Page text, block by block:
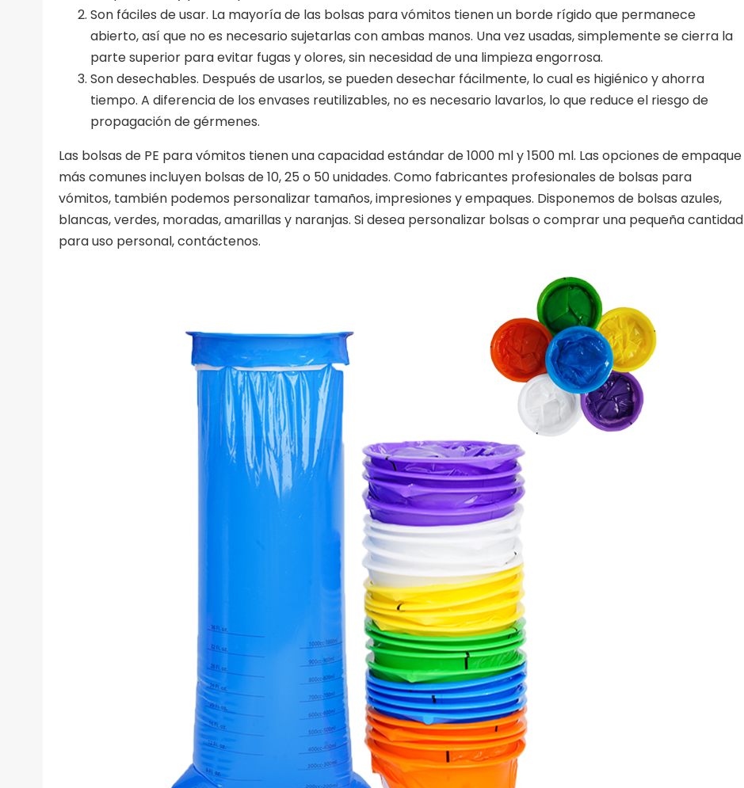
Son fáciles de usar. La mayoría de las bolsas para vómitos tienen un borde rígido que permanece
abierto, así que no es necesario sujetarlas con ambas manos. Una vez usadas, simplemente se cierra la
parte superior para evitar fugas y olores, sin necesidad de una limpieza engorrosa.
Son desechables. Después de usarlos, se pueden desechar fácilmente, lo cual es higiénico y ahorra
tiempo. A diferencia de los envases reutilizables, no es necesario lavarlos, lo que reduce el riesgo de
propagación de gérmenes.
Las bolsas de PE para vómitos tienen una capacidad estándar de 1000 ml y 1500 ml. Las opciones de empaque
más comunes incluyen bolsas de 10, 25 o 50 unidades. Como fabricantes profesionales de bolsas para
vómitos, también podemos personalizar tamaños, impresiones y empaques. Disponemos de bolsas azules,
blancas, verdes, moradas, amarillas y naranjas. Si desea personalizar bolsas o comprar una pequeña cantidad
para uso personal, contáctenos.